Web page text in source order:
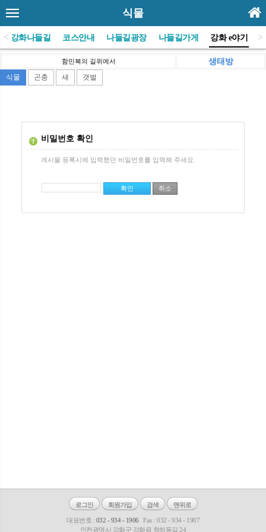
식물
<)강화나들길 코스안내 나들길광장 나들길가게 강화 e야기 >
함민복의 길위에서 생태방
식물 곤충 새 갯벌
비밀번호 확인
게시물 등록시에 입력했던 비밀번호를 입력해 주세요.
로그인 회원가입 검색 맨위로
대표번호 : 032 - 934 - 1906
Fax : 032 - 934 - 1907
인천광역시 강화군 강화읍 청하동길 24